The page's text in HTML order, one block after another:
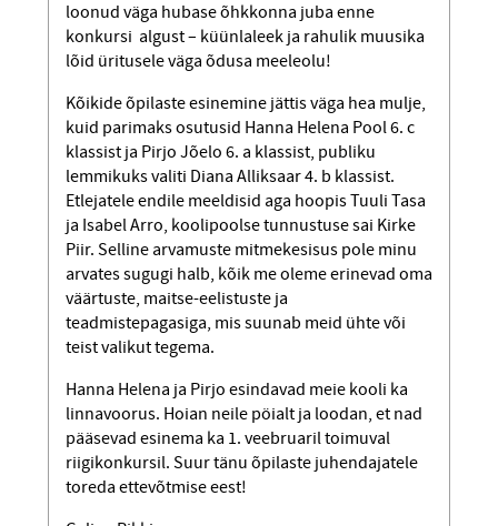
loonud väga hubase õhkkonna juba enne
konkursi algust – küünlaleek ja rahulik muusika
lõid üritusele väga õdusa meeleolu!
Kõikide õpilaste esinemine jättis väga hea mulje,
kuid parimaks osutusid Hanna Helena Pool 6. c
klassist ja Pirjo Jõelo 6. a klassist, publiku
lemmikuks valiti Diana Alliksaar 4. b klassist.
Etlejatele endile meeldisid aga hoopis Tuuli Tasa
ja Isabel Arro, koolipoolse tunnustuse sai Kirke
Piir. Selline arvamuste mitmekesisus pole minu
arvates sugugi halb, kõik me oleme erinevad oma
väärtuste, maitse-eelistuste ja
teadmistepagasiga, mis suunab meid ühte või
teist valikut tegema.
Hanna Helena ja Pirjo esindavad meie kooli ka
linnavoorus. Hoian neile pöialt ja loodan, et nad
pääsevad esinema ka 1. veebruaril toimuval
riigikonkursil. Suur tänu õpilaste juhendajatele
toreda ettevõtmise eest!